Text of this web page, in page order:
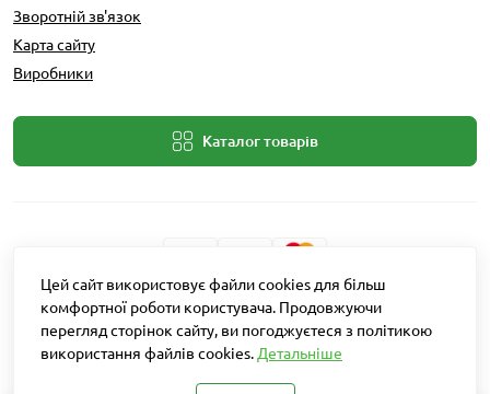
Зворотній зв'язок
Карта сайту
Виробники
Каталог товарів
Розробник: Intent Solutions
Агро Рітейл © 2026
Цей сайт використовує файли cookies для більш
комфортної роботи користувача. Продовжуючи
перегляд сторінок сайту, ви погоджуєтеся з політикою
використання файлів cookies. Детальніше